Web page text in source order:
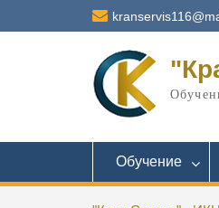
Обучение